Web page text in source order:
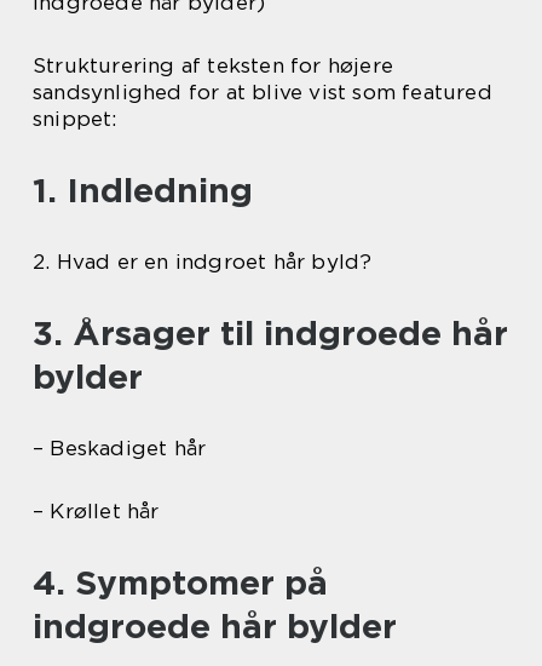
Strukturering af teksten for højere
sandsynlighed for at blive vist som featured
snippet:
1. Indledning
2. Hvad er en indgroet hår byld?
3. Årsager til indgroede hår
bylder
– Beskadiget hår
– Krøllet hår
4. Symptomer på
indgroede hår bylder